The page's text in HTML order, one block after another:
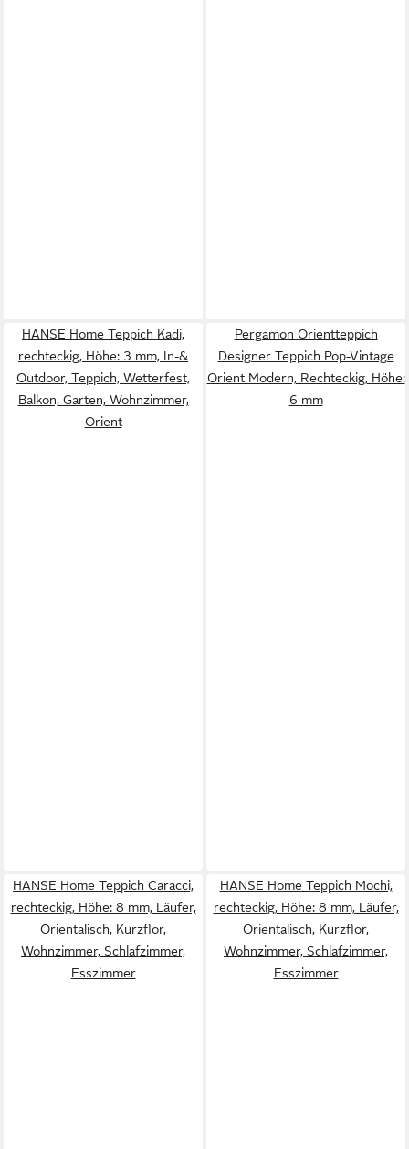
HANSE Home Teppich Kadi,
rechteckig, Höhe: 3 mm, In-&
Outdoor, Teppich, Wetterfest,
Balkon, Garten, Wohnzimmer,
Orient
Pergamon Orientteppich
Designer Teppich Pop-Vintage
Orient Modern, Rechteckig, Höhe:
6 mm
HANSE Home Teppich Caracci,
rechteckig, Höhe: 8 mm, Läufer,
Orientalisch, Kurzflor,
Wohnzimmer, Schlafzimmer,
Esszimmer
HANSE Home Teppich Mochi,
rechteckig, Höhe: 8 mm, Läufer,
Orientalisch, Kurzflor,
Wohnzimmer, Schlafzimmer,
Esszimmer